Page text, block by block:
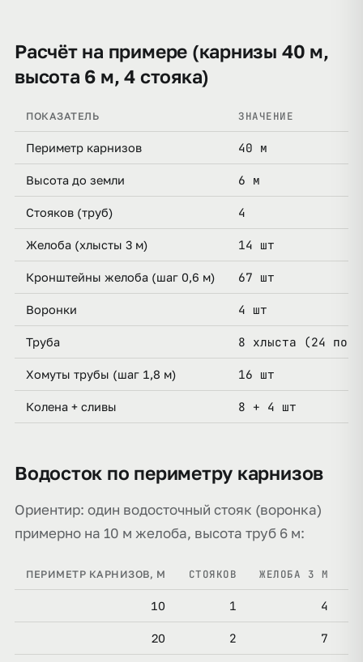
Расчёт на примере (карнизы 40 м,
высота 6 м, 4 стояка)
ПОКАЗАТЕЛЬ ЗНАЧЕНИЕ
Периметр карнизов 40 м
Высота до земли 6 м
Стояков (труб) 4
Желоба (хлысты 3 м) 14 шт
Кронштейны желоба (шаг 0,6 м) 67 шт
Воронки 4 шт
Труба 8 хлыста (24
Хомуты трубы (шаг 1,8 м) 16 шт
Колена + сливы 8 + 4 шт
Водосток по периметру карнизов
Ориентир: один водосточный стояк (воронка)
примерно на 10 м желоба, высота труб 6 м:
ПЕРИМЕТР КАРНИЗОВ, М СТОЯКОВ ЖЕЛОБА 3 М
10 1 4
20 2 7